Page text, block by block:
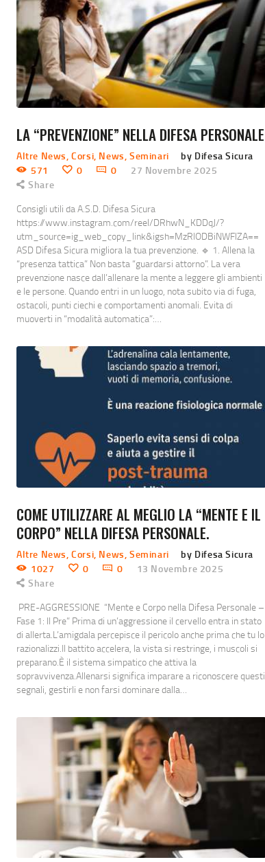
LA “PREVENZIONE” NELLA DIFESA PERSONALE
Altre News,Corsi, News,Seminari
by Difesa Sicura
571
0 0
27 Novembre 2025
Share
Consigli utili da A.S.D. Difesa Sicura
https://www.instagram.com/reel/DRhwN_KDDqJ/?
utm_source=ig_web_copy_link&igsh=MzRlODBiNWFlZA==
ASD Difesa Sicura migliora la tua prevenzione. 🔹 1. Allena la
“presenza tattica” Non basta “guardarsi attorno”. La vera
prevenzione nasce dall’allenare la mente a leggere gli ambienti
e le persone. Quando entri in un luogo, nota subito via di fuga,
ostacoli, punti ciechi e comportamenti anomali. Evita di
muoverti in “modalità automatica”:…
COME UTILIZZARE AL MEGLIO LA “MENTE E IL
CORPO” NELLA DIFESA PERSONALE.
Altre News ,Corsi News ,Seminari
by Difesa Sicura
1027
0 0
13 Novembre 2025
Share
PRE-AGGRESSIONE “Mente e Corpo nella Difesa Personale –
Fase 1: Il Pre” Prima di un’aggressione il cervello entra in stato
di allerta.L’amigdala percepisce il pericolo anche prima che tu lo
razionalizzi.Il battito accelera, la vista si restringe, i muscoli si
preparano.È il sistema simpatico che attiva la
sopravvivenza.Allenarsi significa imparare a riconoscere questi
segnali, gestirli e non farsi dominare dalla…